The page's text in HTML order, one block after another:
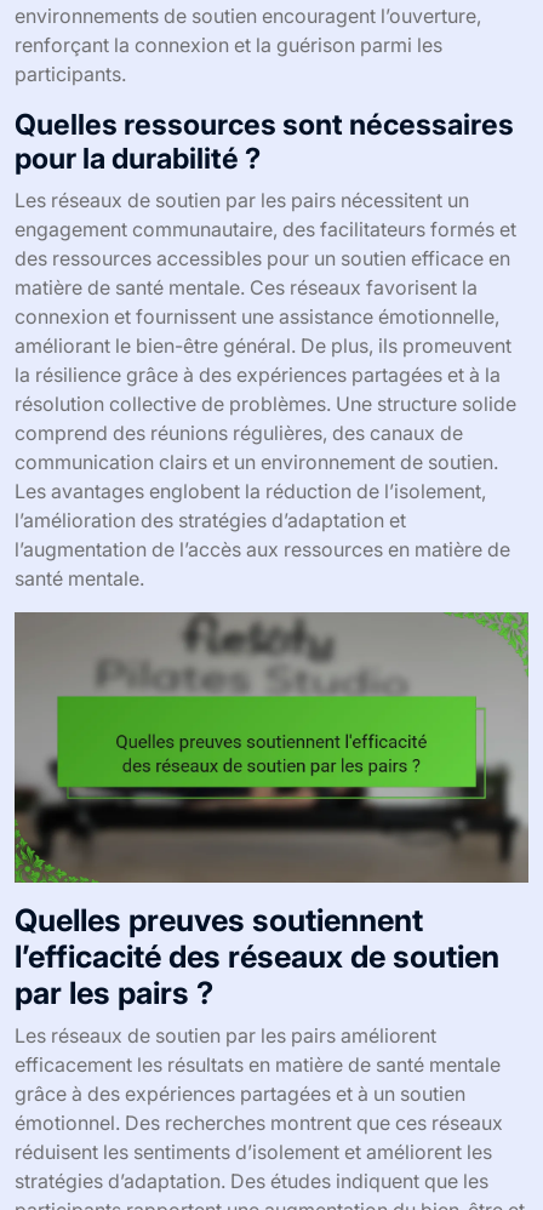
environnements de soutien encouragent l’ouverture,
renforçant la connexion et la guérison parmi les
participants.
Quelles ressources sont nécessaires
pour la durabilité ?
Les réseaux de soutien par les pairs nécessitent un
engagement communautaire, des facilitateurs formés et
des ressources accessibles pour un soutien efficace en
matière de santé mentale. Ces réseaux favorisent la
connexion et fournissent une assistance émotionnelle,
améliorant le bien-être général. De plus, ils promeuvent
la résilience grâce à des expériences partagées et à la
résolution collective de problèmes. Une structure solide
comprend des réunions régulières, des canaux de
communication clairs et un environnement de soutien.
Les avantages englobent la réduction de l’isolement,
l’amélioration des stratégies d’adaptation et
l’augmentation de l’accès aux ressources en matière de
santé mentale.
Quelles preuves soutiennent
l’efficacité des réseaux de soutien
par les pairs ?
Les réseaux de soutien par les pairs améliorent
efficacement les résultats en matière de santé mentale
grâce à des expériences partagées et à un soutien
émotionnel. Des recherches montrent que ces réseaux
réduisent les sentiments d’isolement et améliorent les
stratégies d’adaptation. Des études indiquent que les